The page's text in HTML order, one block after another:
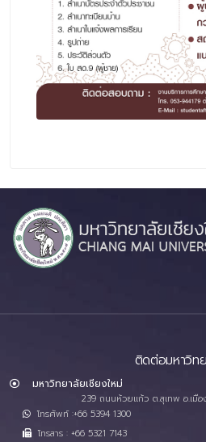
ติดต่อมหาวิท
มหาวิทยาลัยเชียงใหม่
239 ถนนห้วยแก้ว ต.สุเทพ อ.เมือ
โทรศัพท์ :+66 5394 1300
โทรสาร : +66 5321 7143